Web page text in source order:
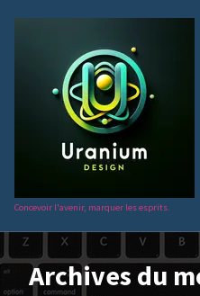
Concevoir l'avenir, marquer les esprits.
Archives du